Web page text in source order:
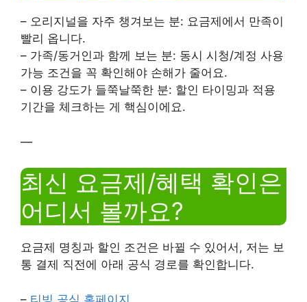
– 오리지널을 자주 챙겨보는 분: 요금제에서 만족이
빨리 옵니다.
– 가족/동거인과 함께 보는 분: 동시 시청/계정 사용
가능 조건을 꼭 확인해야 손해가 줄어요.
– 이용 강도가 들쭉날쭉한 분: 할인 타이밍과 적용
기간을 체크하는 게 핵심이에요.
—
최신 요금제/혜택 확인은
어디서 볼까요?
요금제 명칭과 할인 조건은 바뀔 수 있어서, 저는 보
통 결제 직전에 아래 공식 경로를 확인합니다.
– 티빙 공식 홈페이지